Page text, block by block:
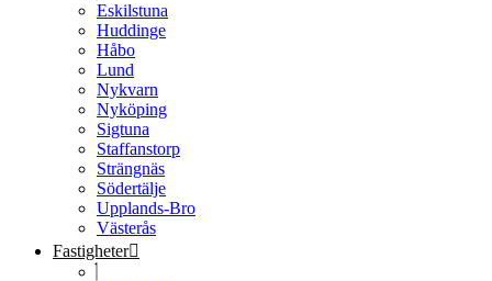
Eskilstuna
Huddinge
Håbo
Lund
Nykvarn
Nyköping
Sigtuna
Staffanstorp
Strängnäs
Södertälje
Upplands-Bro
Västerås
Fastigheter